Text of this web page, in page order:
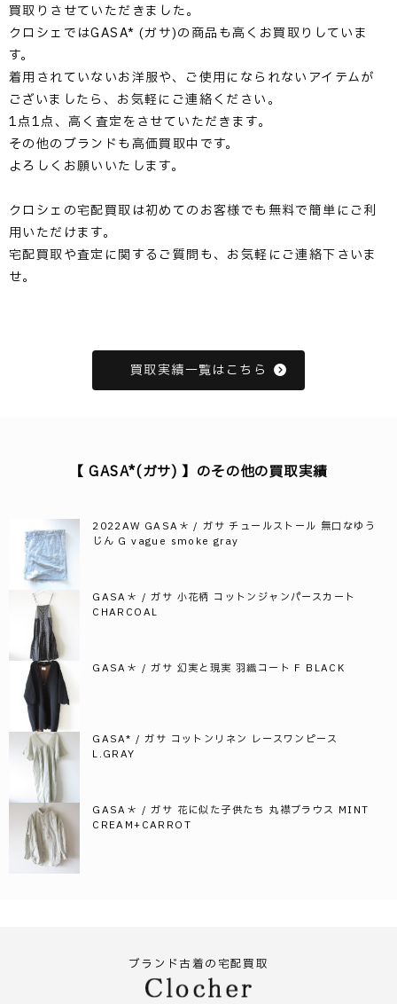
買取りさせていただきました。
クロシェではGASA* (ガサ)の商品も高くお買取りしていま
す。
着用されていないお洋服や、ご使用になられないアイテムが
ございましたら、お気軽にご連絡ください。
1点1点、高く査定をさせていただきます。
その他のブランドも高価買取中です。
よろしくお願いいたします。
クロシェの宅配買取は初めてのお客様でも無料で簡単にご利
用いただけます。
宅配買取や査定に関するご質問も、お気軽にご連絡下さいま
せ。
買取実績一覧はこちら
【 GASA*(ガサ) 】のその他の買取実績
2022AW GASA＊ / ガサ チュールストール 無口なゆう
じん G vague smoke gray
GASA＊ / ガサ 小花柄 コットンジャンパースカート
CHARCOAL
GASA＊ / ガサ 幻実と現実 羽織コート F BLACK
GASA* / ガサ コットンリネン レースワンピース
L.GRAY
GASA＊ / ガサ 花に似た子供たち 丸襟ブラウス MINT
CREAM+CARROT
ブランド古着の宅配買取